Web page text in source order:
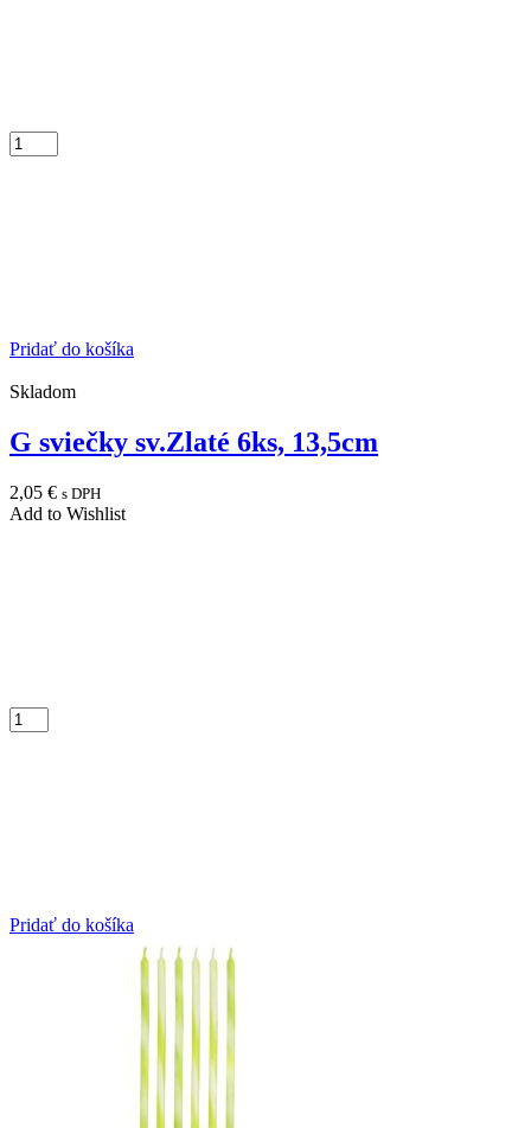
Pridať do košíka
Skladom
G sviečky sv.Zlaté 6ks, 13,5cm
2,05 € s DPH
Add to Wishlist
Pridať do košíka